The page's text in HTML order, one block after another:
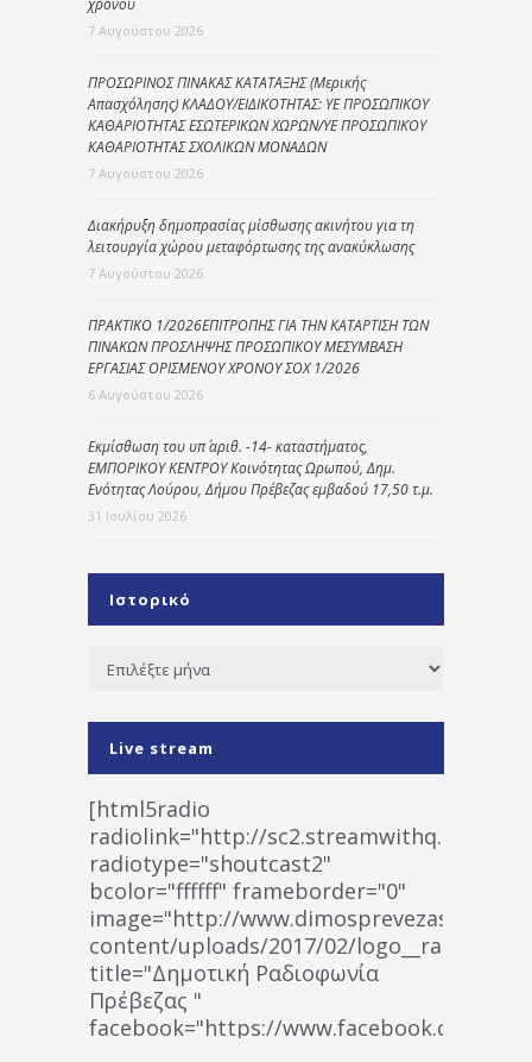
7 Αυγούστου 2026
ΠΡΟΣΩΡΙΝΟΣ ΠΙΝΑΚΑΣ ΚΑΤΑΤΑΞΗΣ (Μερικής
Απασχόλησης) ΚΛΑΔΟΥ/ΕΙΔΙΚΟΤΗΤΑΣ: ΥΕ ΠΡΟΣΩΠΙΚΟΥ
ΚΑΘΑΡΙΟΤΗΤΑΣ ΕΣΩΤΕΡΙΚΩΝ ΧΩΡΩΝ/ΥΕ ΠΡΟΣΩΠΙΚΟΥ
ΚΑΘΑΡΙΟΤΗΤΑΣ ΣΧΟΛΙΚΩΝ ΜΟΝΑΔΩΝ
7 Αυγούστου 2026
Διακήρυξη δημοπρασίας μίσθωσης ακινήτου για τη
λειτουργία χώρου μεταφόρτωσης της ανακύκλωσης
7 Αυγούστου 2026
ΠΡΑΚΤΙΚΟ 1/2026ΕΠΙΤΡΟΠΗΣ ΓΙΑ ΤΗΝ ΚΑΤΑΡΤΙΣΗ ΤΩΝ
ΠΙΝΑΚΩΝ ΠΡΟΣΛΗΨΗΣ ΠΡΟΣΩΠΙΚΟΥ ΜΕΣΥΜΒΑΣΗ
ΕΡΓΑΣΙΑΣ ΟΡΙΣΜΕΝΟΥ ΧΡΟΝΟΥ ΣΟΧ 1/2026
6 Αυγούστου 2026
Εκμίσθωση του υπ΄ αριθ. -14- καταστήματος,
ΕΜΠΟΡΙΚΟΥ ΚΕΝΤΡΟΥ Κοινότητας Ωρωπού, Δημ.
Ενότητας Λούρου, Δήμου Πρέβεζας εμβαδού 17,50 τ.μ.
31 Ιουλίου 2026
Ιστορικό
Ιστορικό
Live stream
[html5radio
radiolink="http://
radiotype="shoutcast2"
bcolor="ffffff" frameborder="0"
image="http://www.dimosprevezas.gr/wp-
content/uploads/2017/02/
title="Δημοτική Ραδιοφωνία
Πρέβεζας "
facebook="https://www.facebook.com/